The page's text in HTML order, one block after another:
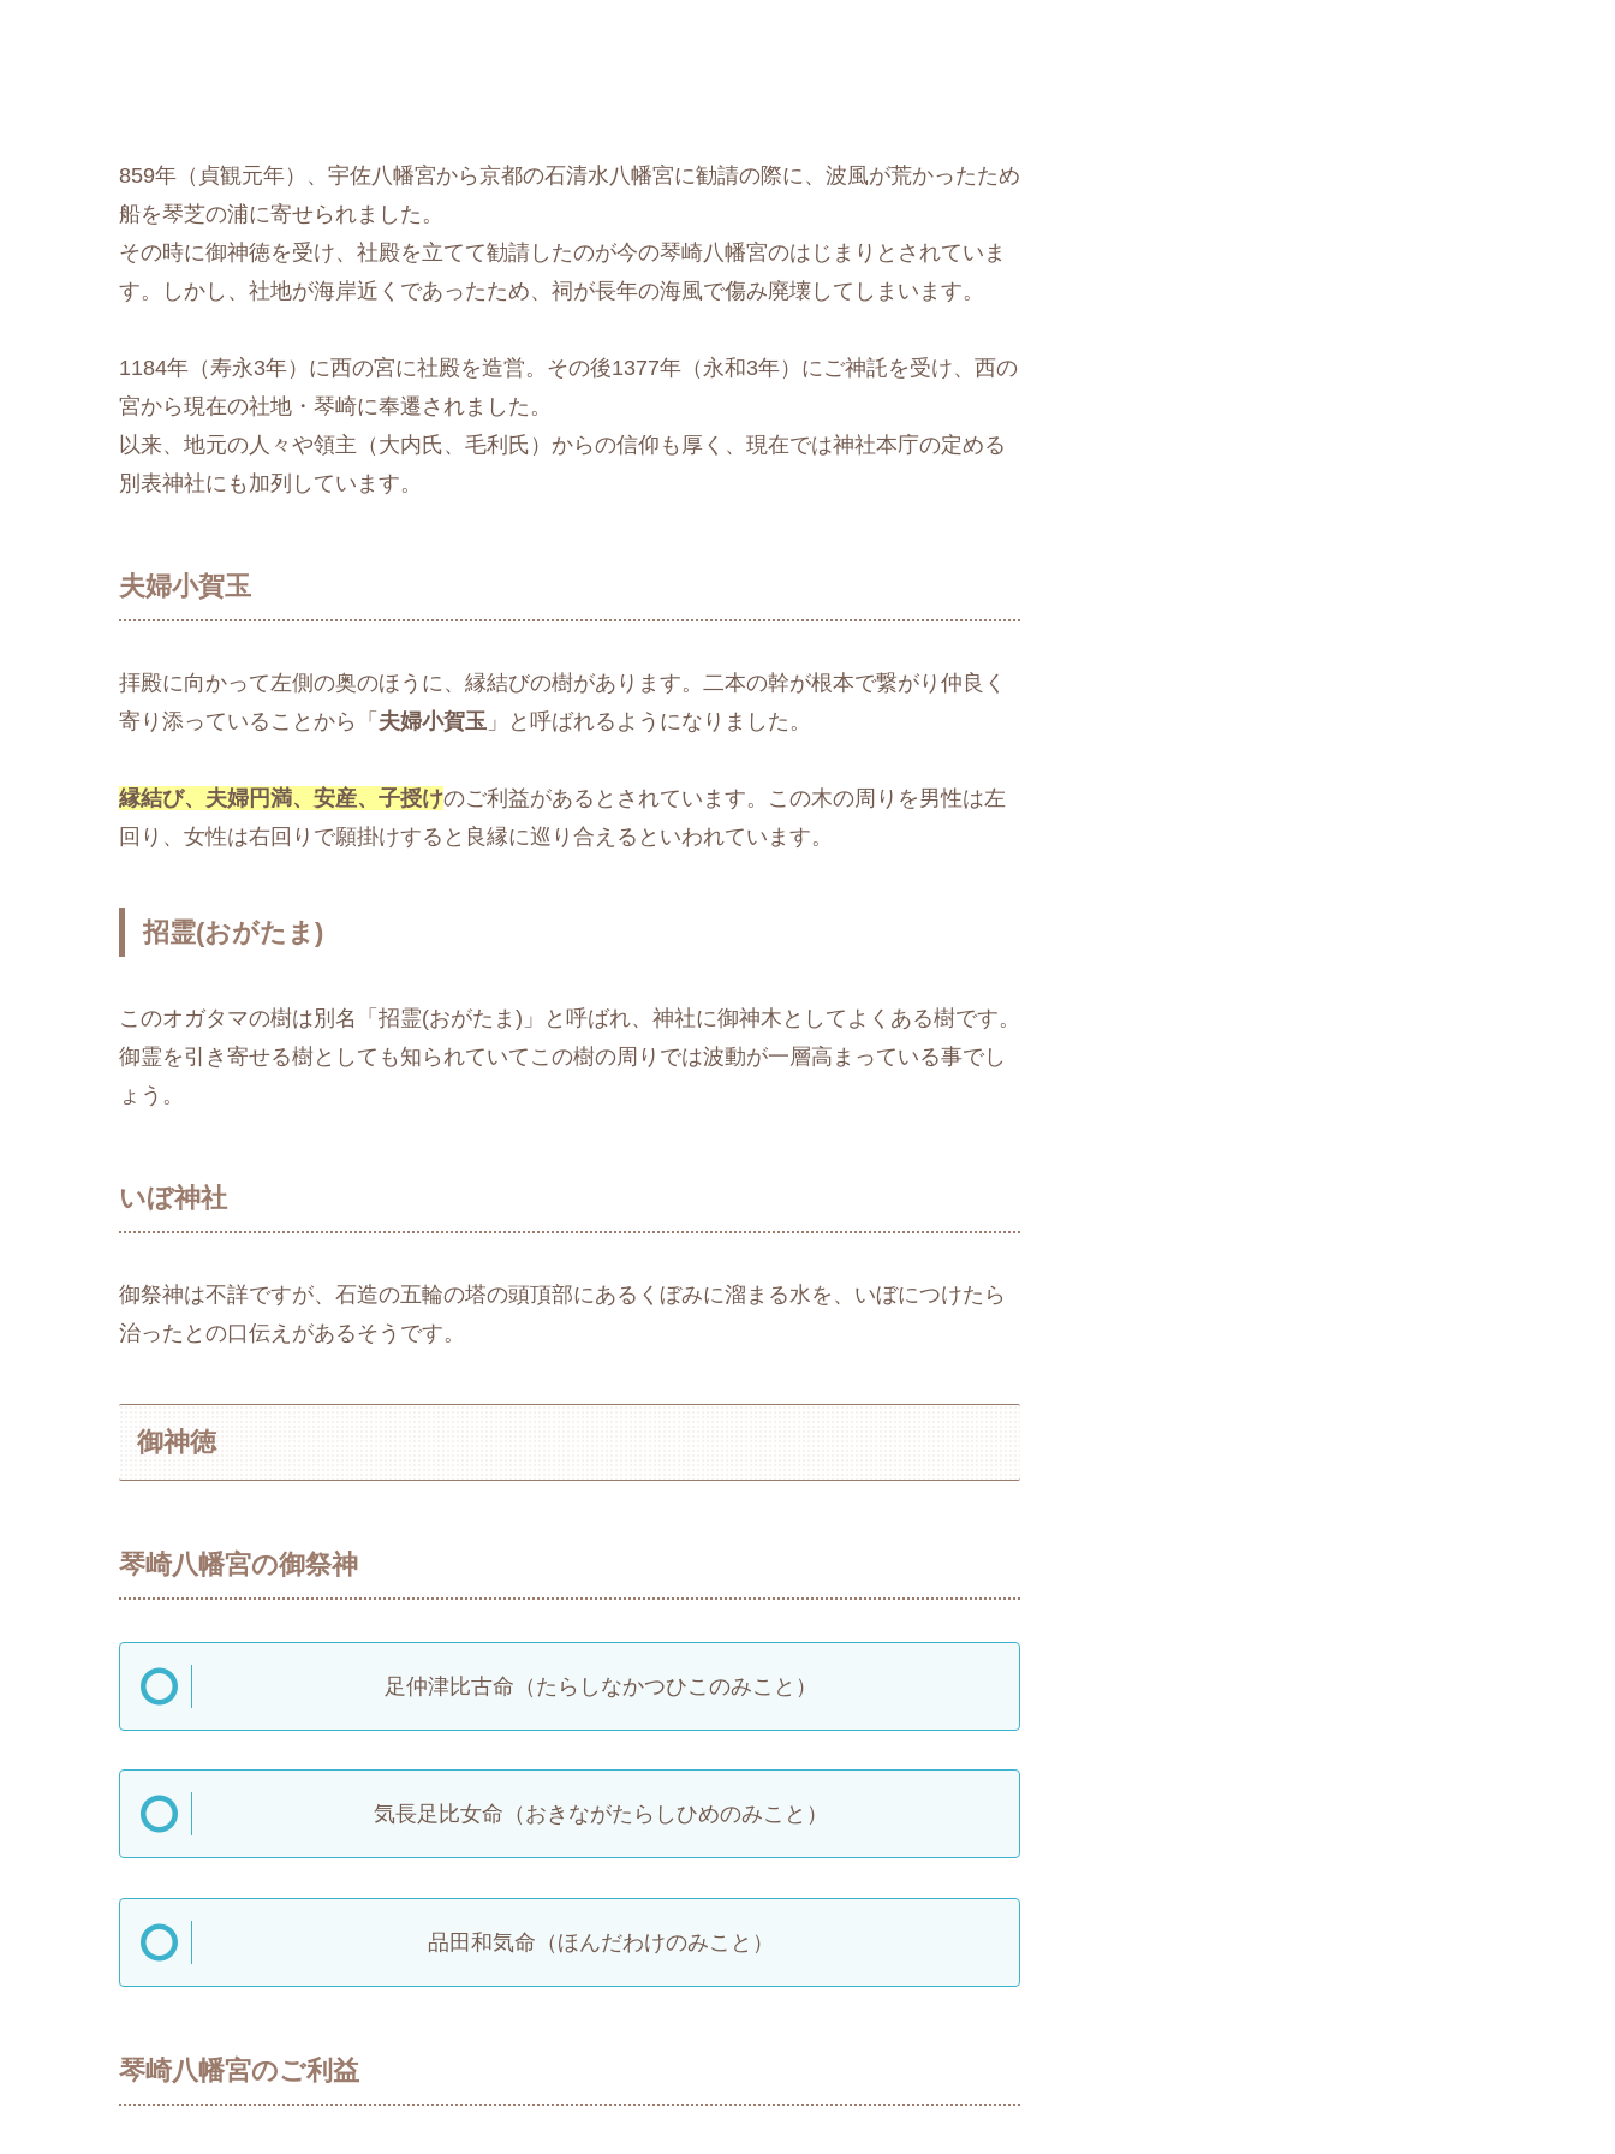
859年（貞観元年）、宇佐八幡宮から京都の石清水八幡宮に勧請の際に、波風が荒かったため
船を琴芝の浦に寄せられました。
その時に御神徳を受け、社殿を立てて勧請したのが今の琴崎八幡宮のはじまりとされていま
す。しかし、社地が海岸近くであったため、祠が長年の海風で傷み廃壊してしまいます。
1184年（寿永3年）に西の宮に社殿を造営。その後1377年（永和3年）にご神託を受け、西の
宮から現在の社地・琴崎に奉遷されました。
以来、地元の人々や領主（大内氏、毛利氏）からの信仰も厚く、現在では神社本庁の定める
別表神社にも加列しています。
夫婦小賀玉
拝殿に向かって左側の奥のほうに、縁結びの樹があります。二本の幹が根本で繋がり仲良く
寄り添っていることから「 夫婦小賀玉 」と呼ばれるようになりました。
縁結び、夫婦円満、安産、子授けのご利益があるとされています。この木の周りを男性は左
回り、女性は右回りで願掛けすると良縁に巡り合えるといわれています。
招霊(おがたま)
このオガタマの樹は別名「招霊(おがたま)」と呼ばれ、神社に御神木としてよくある樹です。
御霊を引き寄せる樹としても知られていてこの樹の周りでは波動が一層高まっている事でし
ょう。
いぼ神社
御祭神は不詳ですが、石造の五輪の塔の頭頂部にあるくぼみに溜まる水を、いぼにつけたら
治ったとの口伝えがあるそうです。
御神徳
琴崎八幡宮の御祭神
足仲津比古命（たらしなかつひこのみこと）
気長足比女命（おきながたらしひめのみこと）
品田和気命（ほんだわけのみこと）
琴崎八幡宮のご利益